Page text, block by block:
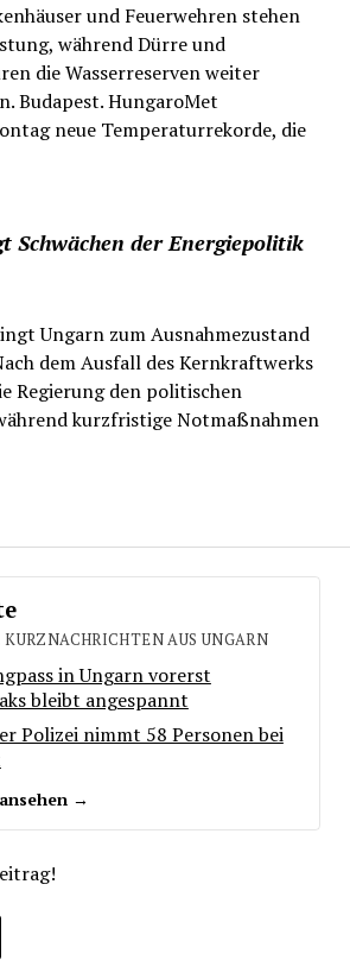
und Feuerwehren stehen
während Dürre und
die Wasserreserven weiter
Budapest. HungaroMet
neue Temperaturrekorde, die
Schwächen der Energiepolitik
Ungarn zum Ausnahmezustand
dem Ausfall des Kernkraftwerks
Regierung den politischen
kurzfristige Notmaßnahmen
AUS UNGARN
in Ungarn vorerst
bleibt angespannt
Polizei nimmt 58 Personen bei
→